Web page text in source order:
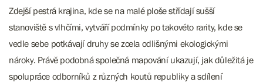
Zdejší pestrá krajina, kde se na malé ploše střídají sušší
stanoviště s vlhčími, vytváří podmínky po takovéto rarity, kde se
vedle sebe potkávají druhy se zcela odlišnými ekologickými
nároky. Právě podobná společná mapování ukazují, jak důležitá je
spolupráce odborníků z různých koutů republiky a sdílení